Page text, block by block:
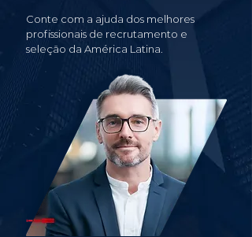
Conte com a ajuda dos melhores
profissionais de recrutamento e
seleção da América Latina.